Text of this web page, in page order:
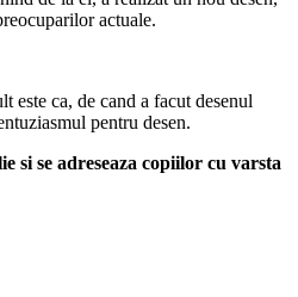
actuale.
este ca, de cand a facut desenul
pentru desen.
si se adreseaza copiilor cu varsta